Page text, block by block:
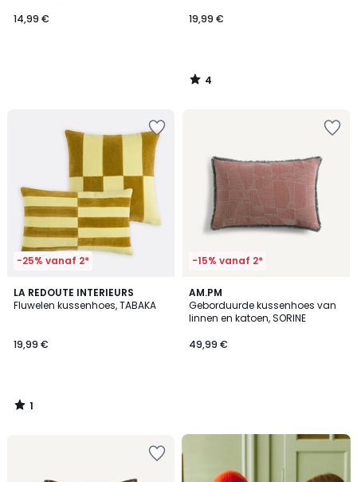
14,99 €
19,99 €
4
/
-25% vanaf 2*
LA REDOUTE INTERIEURS
Fluwelen kussenhoes, TABAKA
19,99 €
1
/
1
/
-15% vanaf 2*
AM.PM
Geborduurde kussenhoes van
linnen en katoen, SORINE
49,99 €
Back
To
...